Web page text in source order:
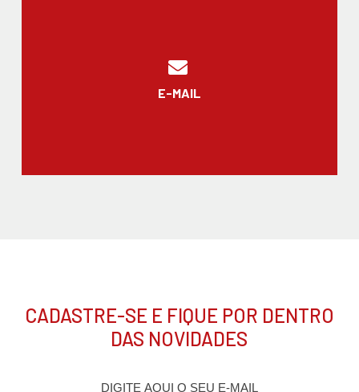
E-MAIL
CADASTRE-SE E FIQUE POR DENTRO
DAS NOVIDADES